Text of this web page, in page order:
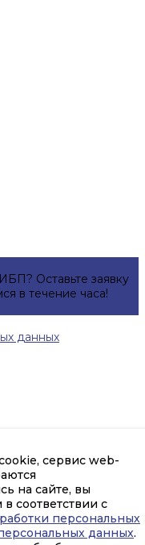
сервис web-
на сайте, вы
соответствии с
персональных
данных.
Оставьте заявку
в течение часа!
данных